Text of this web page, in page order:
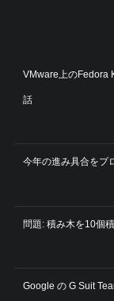
VMware上のFedora
話
今年の進み具合をプ
問題: 積み木を10個
Google の G Suit